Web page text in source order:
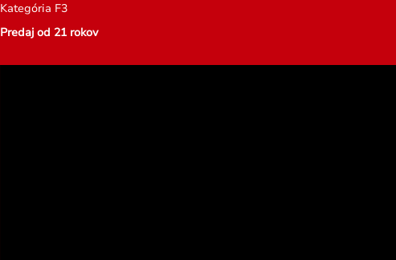
Kategória F3
Predaj od 21 rokov